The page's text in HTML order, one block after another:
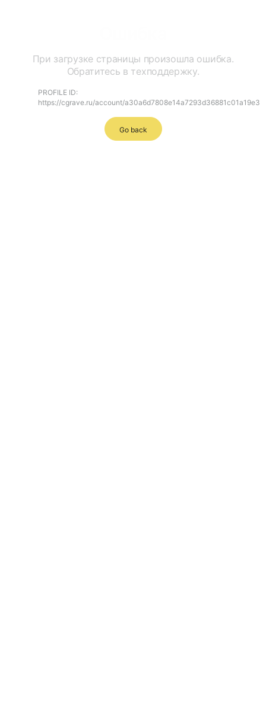
При загрузке страницы произошла ошибка.
Обратитесь в техподдержку.
PROFILE ID:
https://cgrave.ru/account/a30a6d7808e14a7293d36881c01a19e3
Go back